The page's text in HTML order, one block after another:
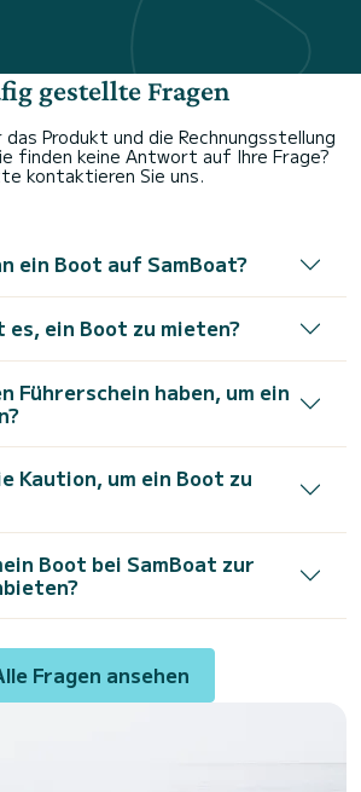
gestellte Fragen
das Produkt und die Rechnungsstellung
finden keine Antwort auf Ihre Frage?
kontaktieren Sie uns.
ein Boot auf SamBoat?
ein Boot zu mieten?
Führerschein haben, um ein
Kaution, um ein Boot zu
Boot bei SamBoat zur
Fragen ansehen